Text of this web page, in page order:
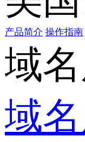
产品简介 操作指南
域
域